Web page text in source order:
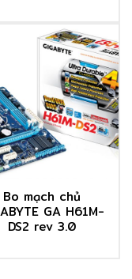
Bo mạch chủ
GA H61M-
DS2 rev 3.0